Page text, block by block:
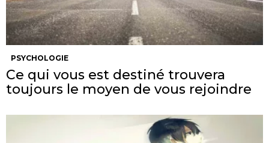
PSYCHOLOGIE
Ce qui vous est destiné trouvera
toujours le moyen de vous rejoindre